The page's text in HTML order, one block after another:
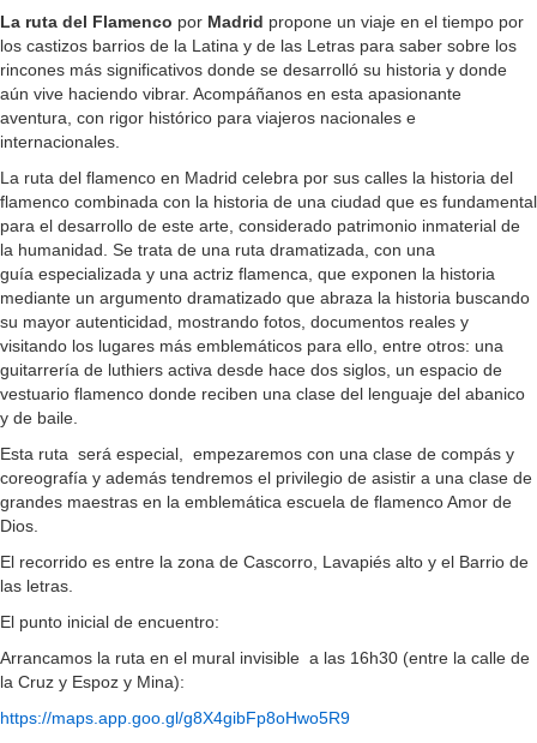
La ruta del Flamenco por Madrid propone un viaje en el tiempo por
los castizos barrios de la Latina y de las Letras para saber sobre los
rincones más significativos donde se desarrolló su historia y donde
aún vive haciendo vibrar. Acompáñanos en esta apasionante
aventura, con rigor histórico para viajeros nacionales e
internacionales.
La ruta del flamenco en Madrid celebra por sus calles la historia del
flamenco combinada con la historia de una ciudad que es fundamental
para el desarrollo de este arte, considerado patrimonio inmaterial de
la humanidad. Se trata de una ruta dramatizada, con una
guía especializada y una actriz flamenca, que exponen la historia
mediante un argumento dramatizado que abraza la historia buscando
su mayor autenticidad, mostrando fotos, documentos reales y
visitando los lugares más emblemáticos para ello, entre otros: una
guitarrería de luthiers activa desde hace dos siglos, un espacio de
vestuario flamenco donde reciben una clase del lenguaje del abanico
y de baile.
Esta ruta será especial, empezaremos con una clase de compás y
coreografía y además tendremos el privilegio de asistir a una clase de
grandes maestras en la emblemática escuela de flamenco Amor de
Dios.
El recorrido es entre la zona de Cascorro, Lavapiés alto y el Barrio de
las letras.
El punto inicial de encuentro:
Arrancamos la ruta en el mural invisible a las 16h30 (entre la calle de
la Cruz y Espoz y Mina):
https://maps.app.goo.gl/g8X4gibFp8oHwo5R9